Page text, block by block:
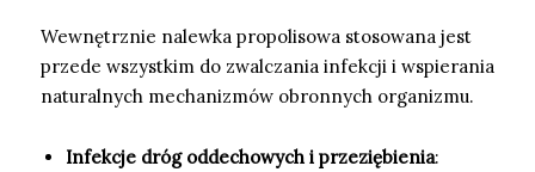
Wewnętrznie nalewka propolisowa stosowana jest
przede wszystkim do zwalczania infekcji i wspierania
naturalnych mechanizmów obronnych organizmu.
Infekcje dróg oddechowych i przeziębienia: